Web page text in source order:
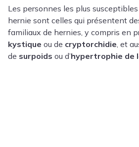
Les personnes les plus
hernie sont celles qui présentent
familiaux de hernies, y compris en
kystique ou de cryptorchidie, et
de surpoids ou d’hypertrophie de